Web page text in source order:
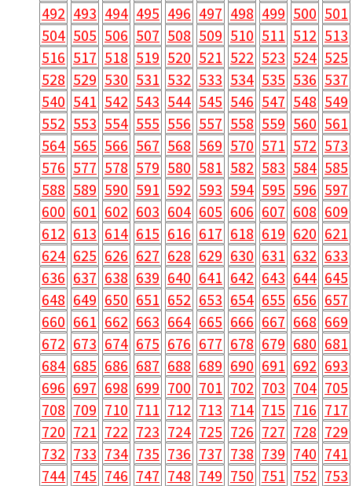
492 493 494 495 496 497 498 499 500 501
504 505 506 507 508 509 510 511 512 513
516 517 518 519 520 521 522 523 524 525
528 529 530 531 532 533 534 535 536 537
540 541 542 543 544 545 546 547 548 549
552 553 554 555 556 557 558 559 560 561
564 565 566 567 568 569 570 571 572 573
576 577 578 579 580 581 582 583 584 585
588 589 590 591 592 593 594 595 596 597
600 601 602 603 604 605 606 607 608 609
612 613 614 615 616 617 618 619 620 621
624 625 626 627 628 629 630 631 632 633
636 637 638 639 640 641 642 643 644 645
648 649 650 651 652 653 654 655 656 657
660 661 662 663 664 665 666 667 668 669
672 673 674 675 676 677 678 679 680 681
684 685 686 687 688 689 690 691 692 693
696 697 698 699 700 701 702 703 704 705
708 709 710 711 712 713 714 715 716 717
720 721 722 723 724 725 726 727 728 729
732 733 734 735 736 737 738 739 740 741
744 745 746 747 748 749 750 751 752 753